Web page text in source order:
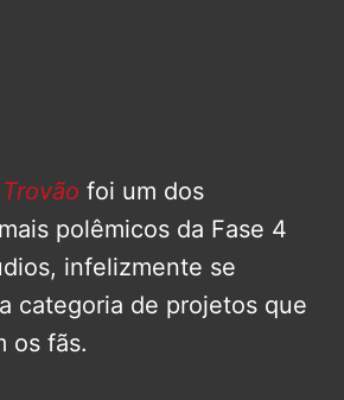
foi um dos
polêmicos da Fase 4
infelizmente se
categoria de projetos que
os fãs.